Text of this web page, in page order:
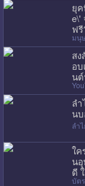
ยุค
e\'
ฟรี
มนุ
สง
อบ
น
ล
น
ลำ
ใค
น
ดี
บัต